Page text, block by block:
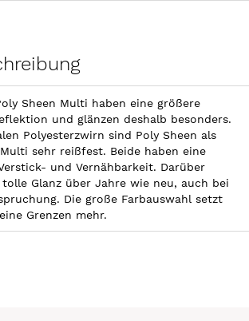
Sheen Multi haben eine größere
und glänzen deshalb besonders.
Polyesterzwirn sind Poly Sheen als
sehr reißfest. Beide haben eine
und Vernähbarkeit. Darüber
Glanz über Jahre wie neu, auch bei
Die große Farbauswahl setzt
Grenzen mehr.